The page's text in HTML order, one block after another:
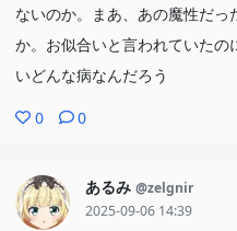
ないのか。まあ、あの魔性だ
か。お似合いと言われていた
いどんな病なんだろう
0 0
あるみ @zelgnir
2025-09-06 14:39